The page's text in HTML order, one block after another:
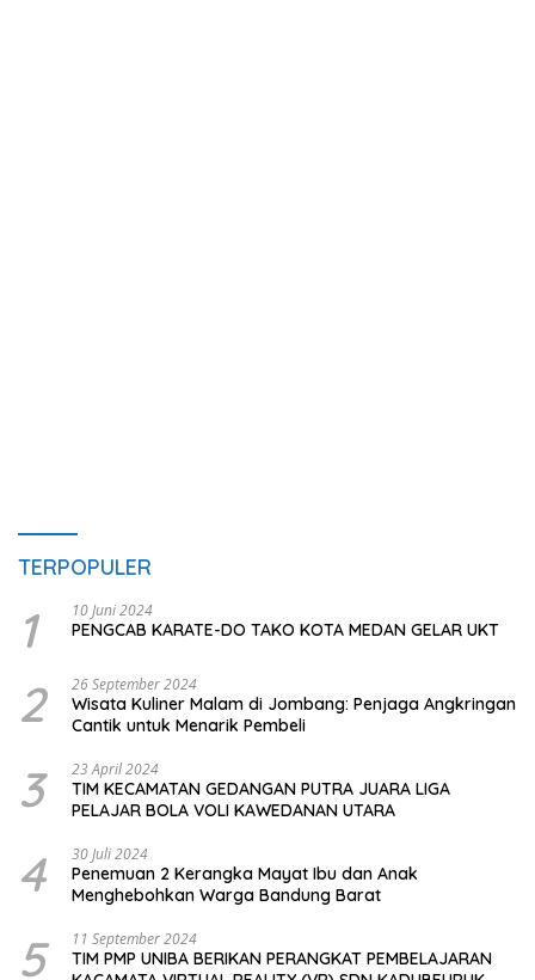
TERPOPULER
1 10 Juni 2024
PENGCAB KARATE-DO TAKO KOTA MEDAN GELAR UKT
2 26 September 2024
Wisata Kuliner Malam di Jombang: Penjaga Angkringan
Cantik untuk Menarik Pembeli
3 23 April 2024
TIM KECAMATAN GEDANGAN PUTRA JUARA LIGA
PELAJAR BOLA VOLI KAWEDANAN UTARA
4 30 Juli 2024
Penemuan 2 Kerangka Mayat Ibu dan Anak
Menghebohkan Warga Bandung Barat
5 11 September 2024
TIM PMP UNIBA BERIKAN PERANGKAT PEMBELAJARAN